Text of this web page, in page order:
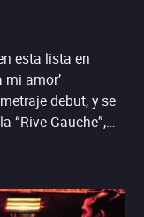
esta lista en
amor’
debut, y se
“Rive Gauche”,
a la Nueva
mezclar
la hace en
ficción sobre dos